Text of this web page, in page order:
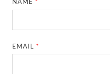
EMAIL*